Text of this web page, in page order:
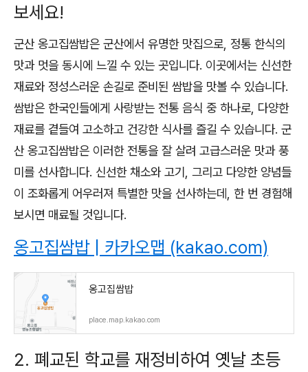
보세요!
군산 옹고집쌈밥은 군산에서 유명한 맛집으로, 정통 한식의
맛과 멋을 동시에 느낄 수 있는 곳입니다. 이곳에서는 신선한
재료와 정성스러운 손길로 준비된 쌈밥을 맛볼 수 있습니다.
쌈밥은 한국인들에게 사랑받는 전통 음식 중 하나로, 다양한
재료를 곁들여 고소하고 건강한 식사를 즐길 수 있습니다. 군
산 옹고집쌈밥은 이러한 전통을 잘 살려 고급스러운 맛과 풍
미를 선사합니다. 신선한 채소와 고기, 그리고 다양한 양념들
이 조화롭게 어우러져 특별한 맛을 선사하는데, 한 번 경험해
보시면 매료될 것입니다.
옹고집쌈밥 | 카카오맵 (kakao.com)
옹고집쌈밥
place.map.kakao.com
2. 폐교된 학교를 재정비하여 옛날 초등